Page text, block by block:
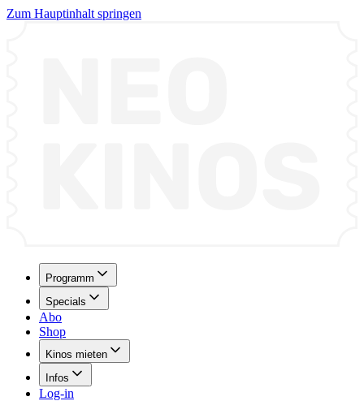
Zum Hauptinhalt springen
Programm
Specials
Abo
Shop
Kinos mieten
Infos
Log-in